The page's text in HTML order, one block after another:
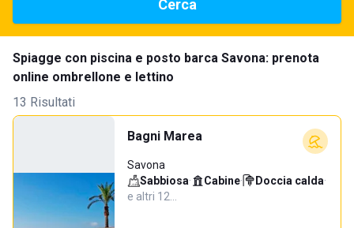
Cerca
Spiagge con piscina e posto barca Savona: prenota
online ombrellone e lettino
13 Risultati
Bagni Marea
Savona
Sabbiosa· Cabine· Doccia calda·
e altri 12…